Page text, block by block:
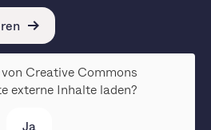
Creative Commons
externe Inhalte laden?
Ja